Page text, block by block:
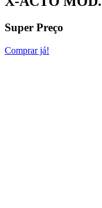
Super Preço
Comprar já!